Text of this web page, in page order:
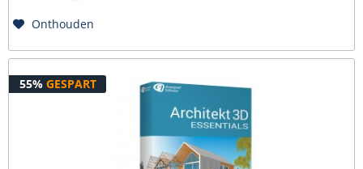
Onthouden
55% GESPART